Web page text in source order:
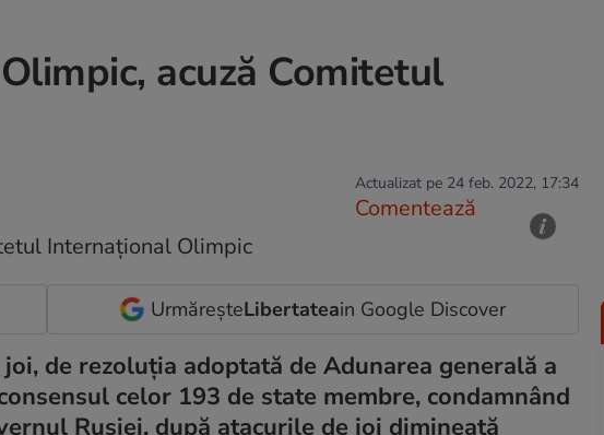
acuză Comitetul
Actualizat pe 24 feb. 2022, 17:34
Comentează
UrmăreșteLibertateain Google Discover
de rezoluţia adoptată de Adunarea generală a
celor 193 de state membre, condamnând
Rusiei, după atacurile de joi dimineaţă